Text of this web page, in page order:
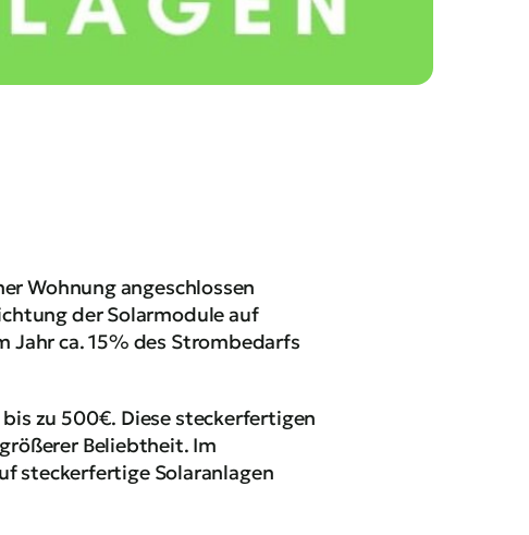
Wohnung angeschlossen
der Solarmodule auf
Jahr ca. 15% des Strombedarfs
zu 500€. Diese steckerfertigen
Beliebtheit. Im
steckerfertige Solaranlagen